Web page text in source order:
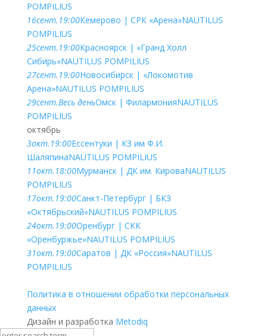
POMPILIUS
16сент. 19:00Кемерово | СРК «Арена»NAUTILUS
POMPILIUS
25сент. 19:00Красноярск | «Гранд Холл
Сибирь»NAUTILUS POMPILIUS
27сент. 19:00Новосибирск | «Локомотив
Арена»NAUTILUS POMPILIUS
29сент.Весь деньОмск | ФилармонияNAUTILUS
POMPILIUS
октябрь
3окт. 19:00Ессентуки | КЗ им Ф.И.
ШаляпинаNAUTILUS POMPILIUS
11окт. 18:00Мурманск | ДК им. КироваNAUTILUS
POMPILIUS
17окт. 19:00Санкт-Петербург | БКЗ
«Октябрьский»NAUTILUS POMPILIUS
24окт. 19:00Оренбург | СКК
«Оренбуржье»NAUTILUS POMPILIUS
31окт. 19:00Саратов | ДК «Россия»NAUTILUS
POMPILIUS
Политика в отношении обработки персональных
данных
Дизайн и разработка Metodiq